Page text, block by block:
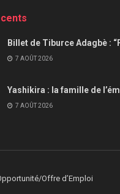
Billet de Tiburce Adagbè :
7 AOÛT 2026
Yashikira : la famille de
7 AOÛT 2026
Offre d’Emploi